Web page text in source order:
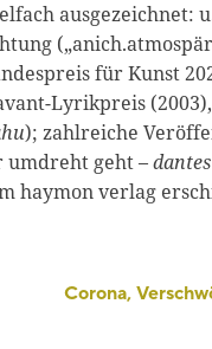
ausgezeichnet:
für Kunst
Lyrikpreis
); zahlreiche
umdreht geht –
haymon verlag
Corona,